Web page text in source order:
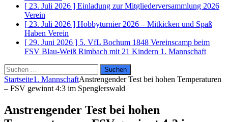
[ 23. Juli 2026 ] Einladung zur Mitgliederversammlung 2026
Verein
[ 23. Juli 2026 ] Hobbyturnier 2026 – Mitkicken und Spaß
Haben Verein
[ 29. Juni 2026 ] 5. VfL Bochum 1848 Vereinscamp beim
FSV Blau-Weiß Rimbach mit 21 Kindern 1. Mannschaft
Suchen
nach:
Startseite1. MannschaftAnstrengender Test bei hohen Temperaturen
– FSV gewinnt 4:3 im Spenglerswald
Anstrengender Test bei hohen